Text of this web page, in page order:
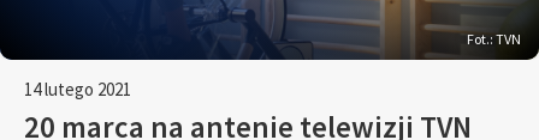
Fot.: TVN
14 lutego 2021
20 marca na antenie telewizji TVN